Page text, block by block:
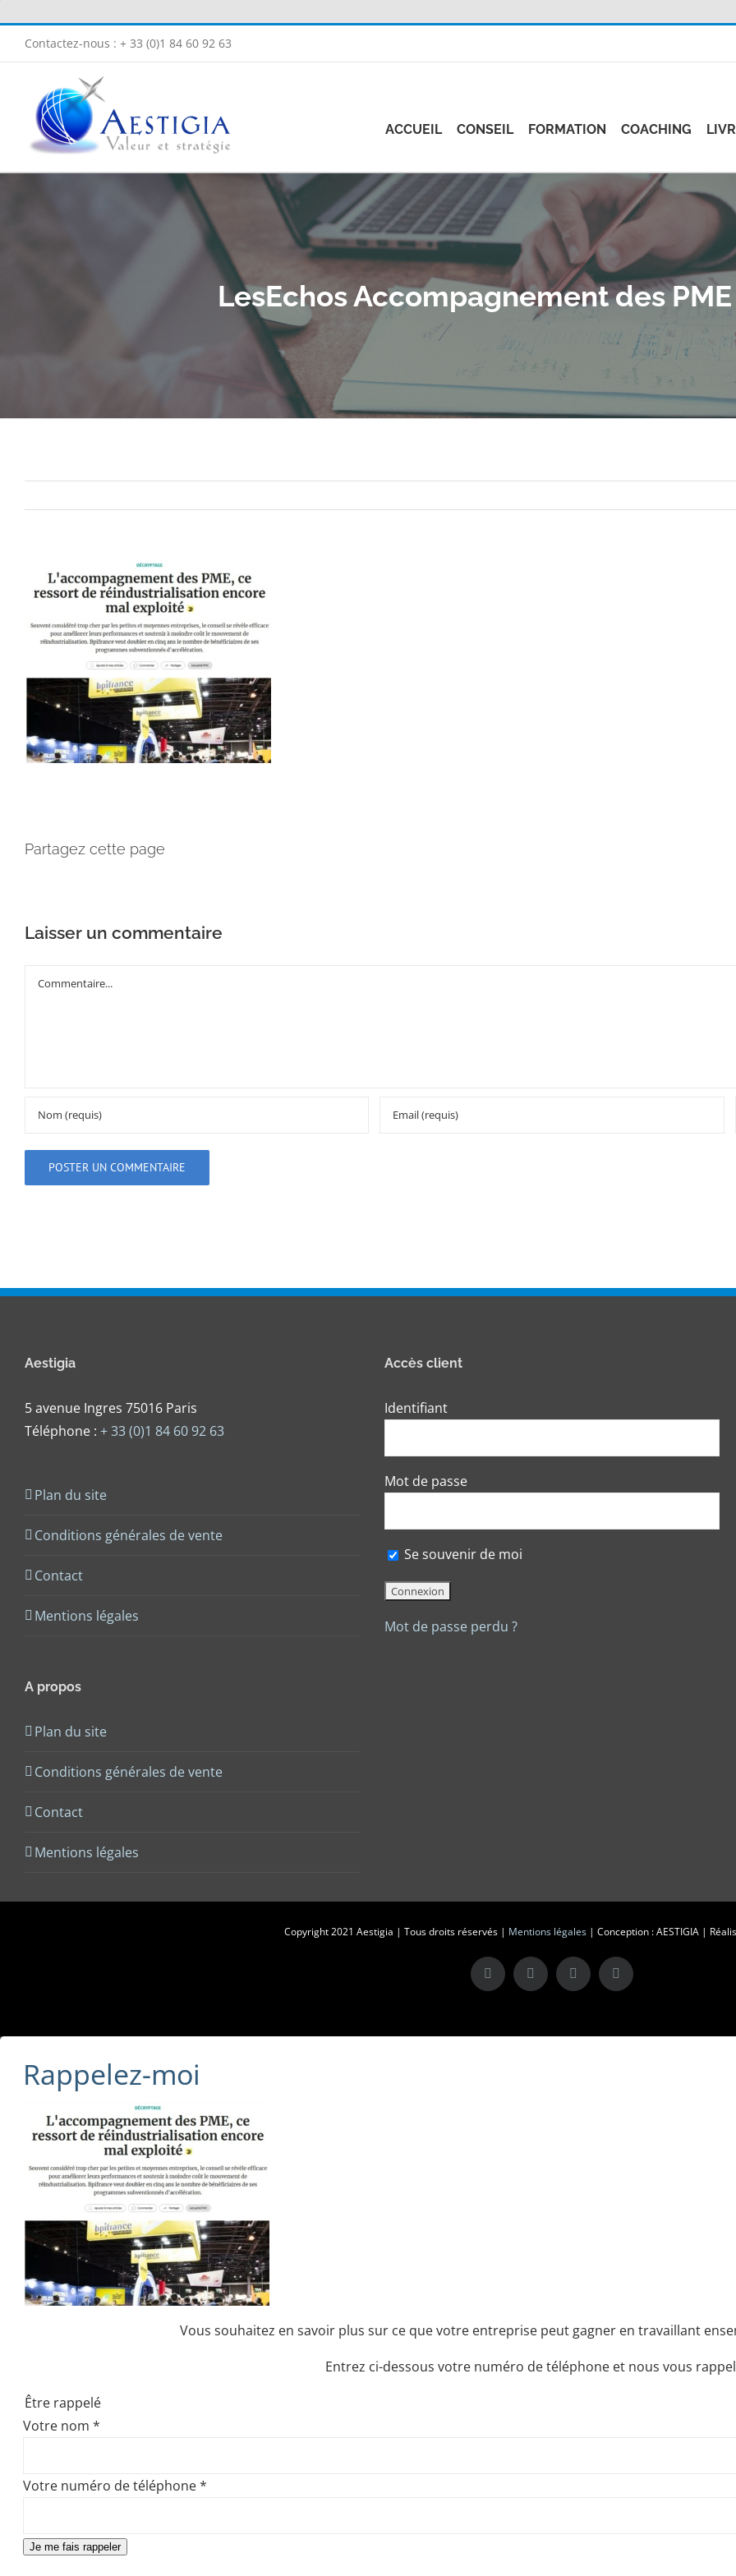
Contactez-nous : + 33 (0)1 84 60 92 63
ACCUEIL CONSEIL FORMATION COACHING
LesEchos Accompagnement des
Partagez cette page
Laisser un commentaire
Commentaire
Aestigia
5 avenue Ingres 75016 Paris
Téléphone : + 33 (0)1 84 60 92 63
Plan du site
Conditions générales de vente
Contact
Mentions légales
A propos
Plan du site
Conditions générales de vente
Contact
Mentions légales
Accès client
Identifiant
Mot de passe
Se souvenir de moi
Mot de passe perdu ?
Copyright 2021 Aestigia | Tous droits réservés | Mentions légales| Conception : AESTIGIA |
X LinkedInInstagramFacebook
Rappelez-moi
Vous souhaitez en savoir plus sur ce que votre entreprise peut gagner en travaillant
Entrez ci-dessous votre numéro de téléphone et nous vous
Être rappelé
Votre nom *
Votre numéro de téléphone*
Je me fais rappeler